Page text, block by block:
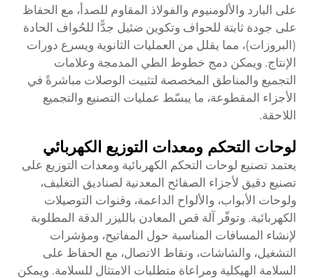
على البارد والألومنيوم والفولاذ المقاوم للصدأ، مع الحفاظ
على جودة ثابتة للحواف وتكوين ضئيل جدًّا للحُواف الحادة
(البروزات)، مما يقلل من العمليات الثانوية ويسرع دورات
الإنتاج. ويمكن دمج خطوط الطي المدمجة وعلامات
التجميع والمناطق المخصصة لتثبيت الوصلات مباشرةً في
الأجزاء المقطوعة، ما يبسّط عمليات التصنيع والتجميع
اللاحقة.
لوحات التحكم ومعدات التوزيع الكهربائي
يعتمد تصنيع لوحات التحكم الكهربائية ومعدات التوزيع على
تصنيع دقيق لأجزاء الصفائح المعدنية لصناديق التغليف،
ولوحات الأبواب، والألواح الداعمة، وقنوات التوصيلات
الكهربائية. وتوفّر آلة قص المعادن بالليزر الدقة المطلوبة
لإنشاء المسافات المناسبة حول المفاتيح، ومؤشرات
التشغيل، والشاشات، ونقاط الاتصال، مع الحفاظ على
السلامة الهيكلية ومراعاة متطلبات الامتثال للسلامة. ويمكن